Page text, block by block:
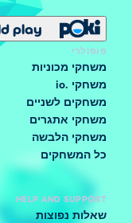
play
פופולרי
משחקי מכוניות
משחקי .io
משחקים לשניים
משחקי אתגרים
משחקי הלבשה
כל המשחקים
HELP AND SUPPORT
שאלות נפוצות